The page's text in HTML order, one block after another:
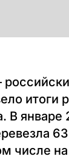
итоги
В январе
числе на